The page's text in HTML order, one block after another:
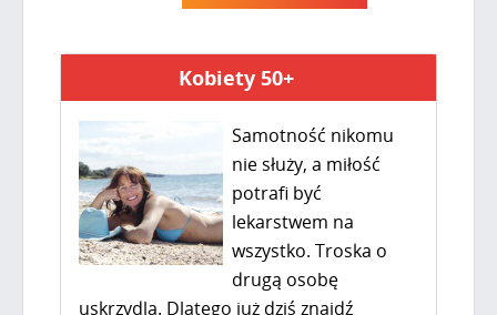
Kobiety 50+
Samotność nikomu
nie służy, a miłość
potrafi być
lekarstwem na
wszystko. Troska o
drugą osobę
uskrzydla. Dlatego już dziś znajdź